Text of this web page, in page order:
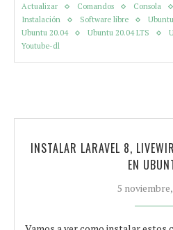
Actualizar Comandos Consola
Instalación
Software libre
Ubuntu 20.04
Ubuntu 20.04 LTS
Youtube-dl
INSTALAR LARAVEL 8,
EN
5